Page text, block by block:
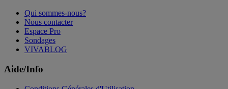
Qui sommes-nous?
Nous contacter
Espace Pro
Sondages
VIVABLOG
Aide/Info